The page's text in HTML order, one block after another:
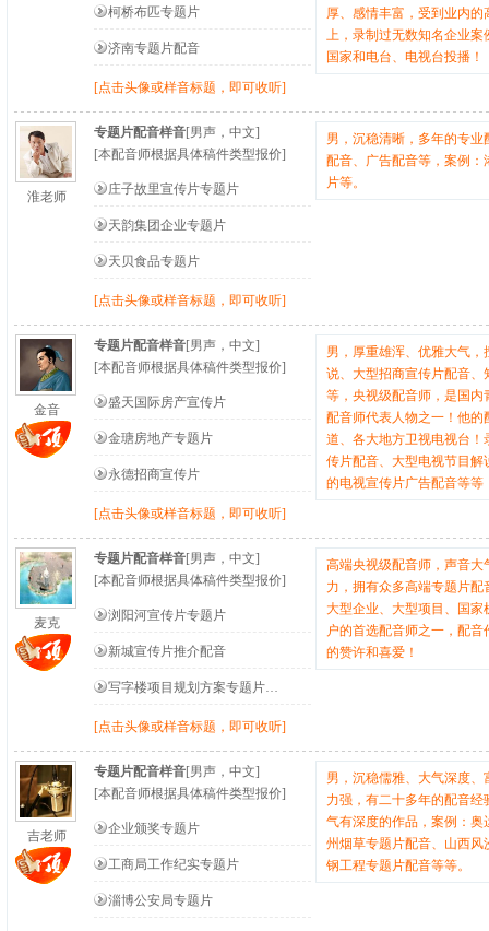
柯桥布匹专题片
济南专题片配音
[点击头像或样音标题，即可收听]
厚、感情丰富，受到业内
上，录制过无数知名企业
国家和电台、电视台投播！
淮老师
专题片配音样音[男声，中文]
[本配音师根据具体稿件类型报价]
庄子故里宣传片专题片
天韵集团企业专题片
天贝食品专题片
[点击头像或样音标题，即可收听]
男，沉稳清晰，多年的专
配音、广告配音等，案例
片等。
金音
专题片配音样音[男声，中文]
[本配音师根据具体稿件类型报价]
盛天国际房产宣传片
金瑭房地产专题片
永德招商宣传片
[点击头像或样音标题，即可收听]
男，厚重雄浑、优雅大气
说、大型招商宣传片配音、
等，央视级配音师，是国
配音师代表人物之一！他
道、各大地方卫视电视台
传片配音、大型电视节目
的电视宣传片广告配音等等
麦克
专题片配音样音[男声，中文]
[本配音师根据具体稿件类型报价]
浏阳河宣传片专题片
新城宣传片推介配音
写字楼项目规划方案专题片…
[点击头像或样音标题，即可收听]
高端央视级配音师，声音大
力，拥有众多高端专题片
大型企业、大型项目、国
户的首选配音师之一，配
的赞许和喜爱！
吉老师
专题片配音样音[男声，中文]
[本配音师根据具体稿件类型报价]
企业颁奖专题片
工商局工作纪实专题片
淄博公安局专题片
男，沉稳儒雅、大气深度
力强，有二十多年的配音
气有深度的作品，案例：
州烟草专题片配音、山西
钢工程专题片配音等等。